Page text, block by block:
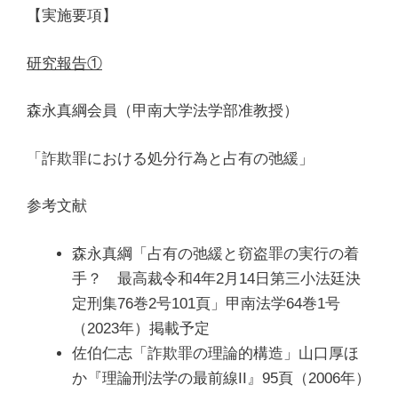
【実施要項】
研究報告①
森永真綱会員（甲南大学法学部准教授）
「詐欺罪における処分行為と占有の弛緩」
参考文献
森永真綱「占有の弛緩と窃盗罪の実行の着
手？ 最高裁令和4年2月14日第三小法廷決
定刑集76巻2号101頁」甲南法学64巻1号
（2023年）掲載予定
佐伯仁志「詐欺罪の理論的構造」山口厚ほ
か『理論刑法学の最前線II』95頁（2006年）